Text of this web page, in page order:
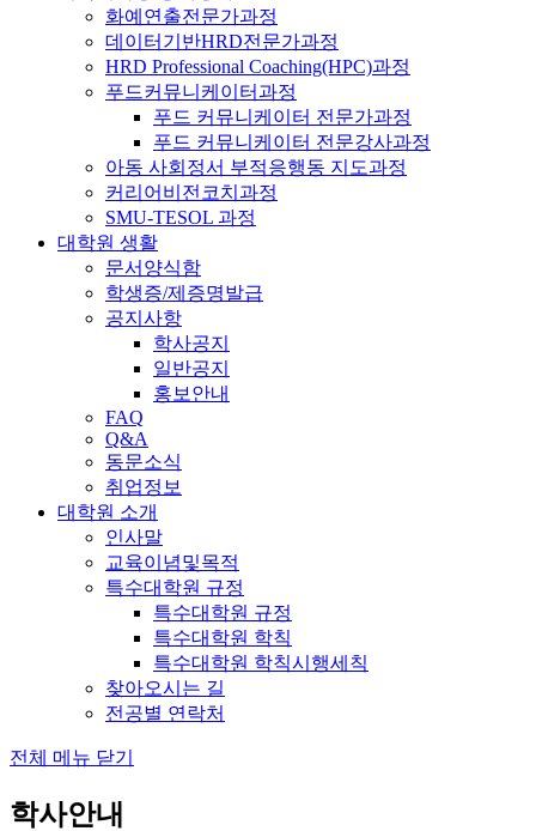
화예연출전문가과정
데이터기반HRD전문가과정
HRD Professional Coaching(HPC)과정
푸드커뮤니케이터과정
푸드 커뮤니케이터 전문가과정
푸드 커뮤니케이터 전문강사과정
아동 사회정서 부적응행동 지도과정
커리어비전코치과정
SMU-TESOL 과정
대학원 생활
문서양식함
학생증/제증명발급
공지사항
학사공지
일반공지
홍보안내
FAQ
Q&A
동문소식
취업정보
대학원 소개
인사말
교육이념및목적
특수대학원 규정
특수대학원 규정
특수대학원 학칙
특수대학원 학칙시행세칙
찾아오시는 길
전공별 연락처
전체 메뉴 닫기
학사안내